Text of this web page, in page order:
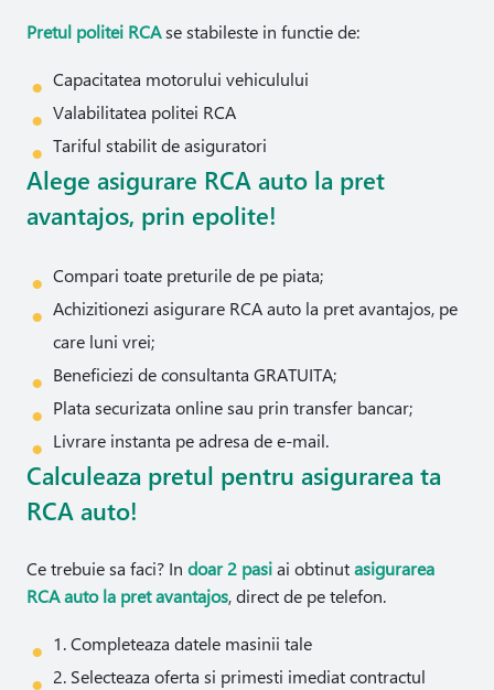
Pretul politei RCAse stabileste in functie de:
Capacitatea motorului vehiculului
Valabilitatea politei RCA
Tariful stabilit de asiguratori
Alege asigurare RCA auto la pret
avantajos, prin epolite!
Compari toate preturile de pe piata;
Achizitionezi asigurare RCA auto la pret avantajos, pe
care luni vrei;
Beneficiezi de consultanta GRATUITA;
Plata securizata online sau prin transfer bancar;
Livrare instanta pe adresa de e-mail.
Calculeaza pretul pentru asigurarea ta
RCA auto!
Ce trebuie sa faci? In doar 2 pasiai obtinutasigurarea
RCA auto la pret avantajos, direct de pe telefon.
1. Completeaza datele masinii tale
2. Selecteaza oferta si primesti imediat contractul